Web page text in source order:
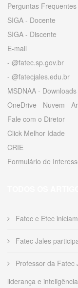
Perguntas Frequentes
SIGA - Docente
SIGA - Discente
E-mail
- @fatec.sp.gov.br
- @fatecjales.edu.br
MSDNAA - Downloads
OneDrive - Nuvem -
Fale com o Diretor
Click Melhor Idade
CRIE
Formulário de
Fatec e Etec
Fatec Jales
Professor da Fatec
liderança e